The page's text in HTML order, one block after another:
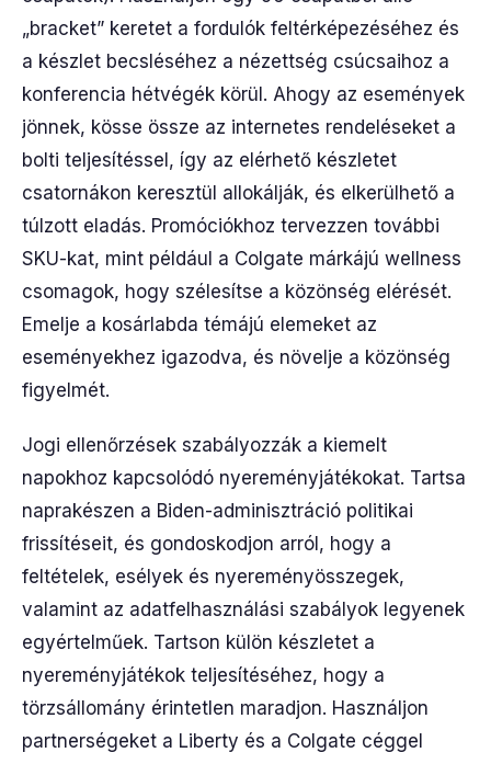
„bracket” keretet a fordulók feltérképezéséhez és
a készlet becsléséhez a nézettség csúcsaihoz a
konferencia hétvégék körül. Ahogy az események
jönnek, kösse össze az internetes rendeléseket a
bolti teljesítéssel, így az elérhető készletet
csatornákon keresztül allokálják, és elkerülhető a
túlzott eladás. Promóciókhoz tervezzen további
SKU-kat, mint például a Colgate márkájú wellness
csomagok, hogy szélesítse a közönség elérését.
Emelje a kosárlabda témájú elemeket az
eseményekhez igazodva, és növelje a közönség
figyelmét.
Jogi ellenőrzések szabályozzák a kiemelt
napokhoz kapcsolódó nyereményjátékokat. Tartsa
naprakészen a Biden-adminisztráció politikai
frissítéseit, és gondoskodjon arról, hogy a
feltételek, esélyek és nyereményösszegek,
valamint az adatfelhasználási szabályok legyenek
egyértelműek. Tartson külön készletet a
nyereményjátékok teljesítéséhez, hogy a
törzsállomány érintetlen maradjon. Használjon
partnerségeket a Liberty és a Colgate céggel